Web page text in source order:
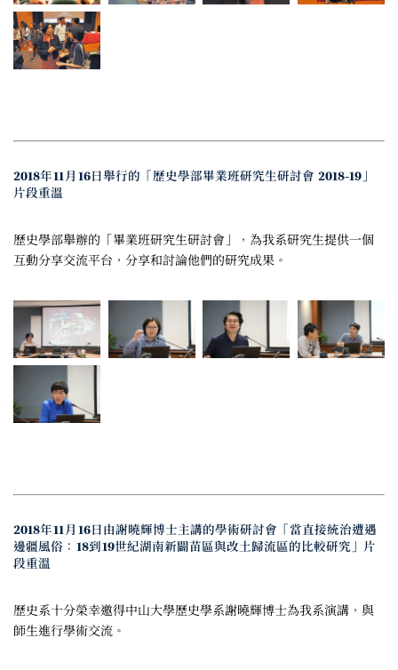
2018年11月16日舉行的「歷史學部畢業班研究生研討會 2018-19」
片段重溫
歷史學部舉辦的「畢業班研究生研討會」，為我系研究生提供一個
互動分享交流平台，分享和討論他們的研究成果。
2018年11月16日由謝曉輝博士主講的學術研討會「當直接統治遭遇
邊疆風俗：18到19世紀湖南新闢苗區與改土歸流區的比較研究」片
段重溫
歷史系十分榮幸邀得中山大學歷史學系謝曉輝博士為我系演講，與
師生進行學術交流。